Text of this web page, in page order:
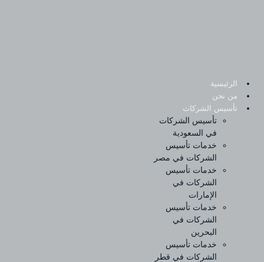
الرئيسية
من نحن
تأسيس الشركات
تأسيس الشركات
في السعودية
خدمات تأسيس
الشركات في مصر
خدمات تأسيس
الشركات في
الإمارات
خدمات تأسيس
الشركات في
البحرين
خدمات تأسيس
الشركات في قطر